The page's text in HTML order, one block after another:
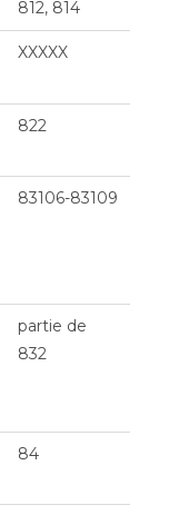
812, 814
XXXXX
822
83106-83109
partie de
832
84